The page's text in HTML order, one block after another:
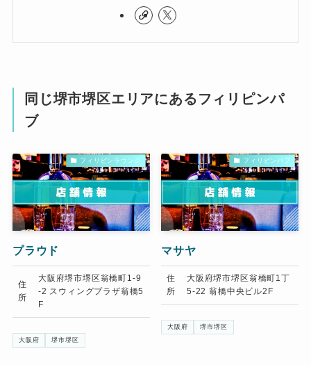
同じ堺市堺区エリアにあるフィリピンパ
ブ
フィリピンラウンジ
プラウド
住
所
大阪府堺市堺区翁橋町1-9
-2 スウィングプラザ翁橋5
F
大阪府 堺市堺区
フィリピンパブ
マサヤ
住
所
大阪府堺市堺区翁橋町1丁
5-22 翁橋中央ビル2F
大阪府 堺市堺区